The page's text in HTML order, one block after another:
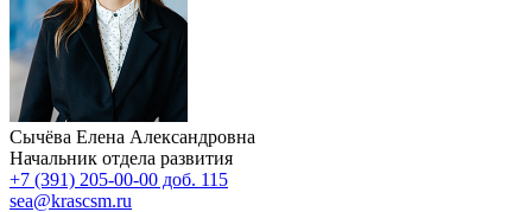
Сычёва Елена Александровна
Начальник отдела развития
+7 (391) 205-00-00 доб. 115
sea@krascsm.ru